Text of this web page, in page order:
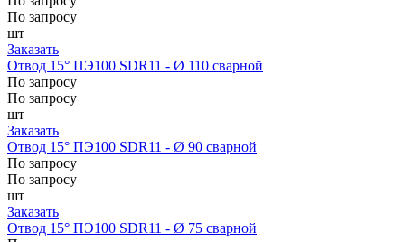
По запросу
шт
Заказать
Отвод 15° ПЭ100 SDR11 - Ø 110 сварной
По запросу
По запросу
шт
Заказать
Отвод 15° ПЭ100 SDR11 - Ø 90 сварной
По запросу
По запросу
шт
Заказать
Отвод 15° ПЭ100 SDR11 - Ø 75 сварной